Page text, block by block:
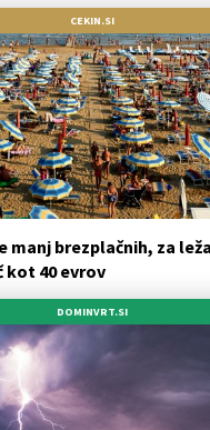
CEKIN.SI
manj brezplačnih, za
kot 40 evrov
DOMINVRT.SI